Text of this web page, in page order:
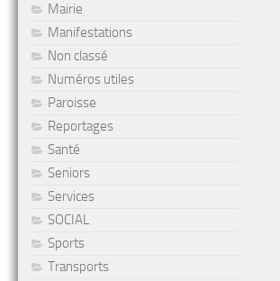
Mairie
Manifestations
Non classé
Numéros utiles
Paroisse
Reportages
Santé
Seniors
Services
SOCIAL
Sports
Transports